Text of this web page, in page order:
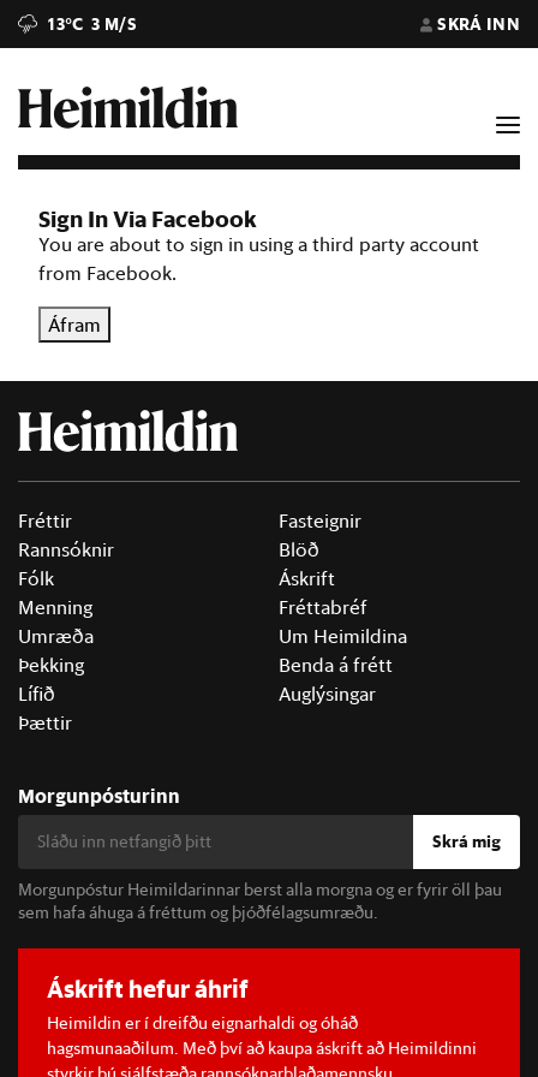
13°C 3 M/S SKRÁ INN
Sign In Via Facebook
You are about to sign in using a third party account
from Facebook.
Áfram
Fréttir
Rannsóknir
Fólk
Menning
Umræða
Þekking
Lífið
Þættir
Fasteignir
Blöð
Áskrift
Fréttabréf
Um Heimildina
Benda á frétt
Auglýsingar
Morgunpósturinn
Skrá mig
Morgunpóstur Heimildarinnar berst alla morgna og er fyrir öll þau
sem hafa áhuga á fréttum og þjóðfélagsumræðu.
Áskrift hefur áhrif
Heimildin er í dreifðu eignarhaldi og óháð
hagsmunaaðilum. Með því að kaupa áskrift að Heimildinni